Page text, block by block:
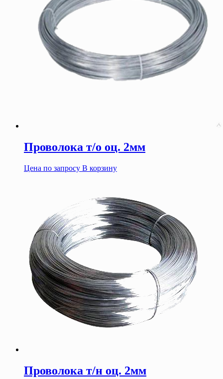
Проволока т/о оц. 2мм
Цена по запросу В корзину
Проволока т/н оц. 2мм